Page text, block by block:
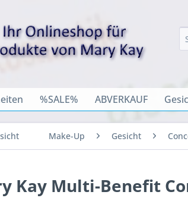
%SALE% ABVERKAUF
Make-Up Gesicht
Kay Multi-Benefit